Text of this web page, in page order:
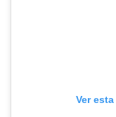
Ver